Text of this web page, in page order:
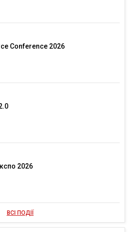
Conference 2026
2026
ВСІ ПОДІЇ